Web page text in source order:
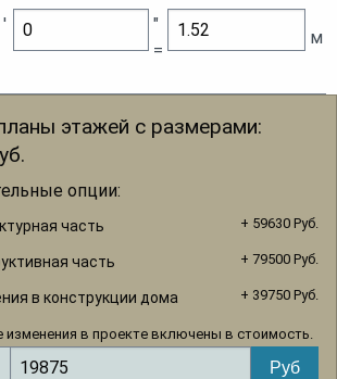
'
"
=
м
этажей с размерами:
опции:
часть + 59630 Руб.
часть + 79500 Руб.
в конструкции дома + 39750 Руб.
в проекте включены в стоимость.